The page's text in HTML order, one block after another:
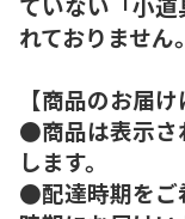
れておりません。
【商品のお届け
●商品は表示さ
します。
●配達時期をご